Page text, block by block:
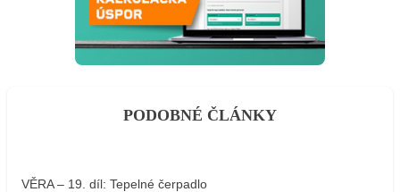
PODOBNÉ ČLÁNKY
VĚRA – 19. díl: Tepelné čerpadlo